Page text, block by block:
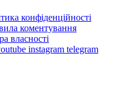
конфіденційності
коментування
власності
instagram telegram